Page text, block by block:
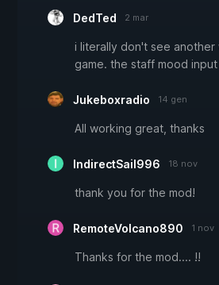
DedTed 2 mar
i literally don't see another
game. the staff mood
Jukeboxradio 14 gen
All working great, thanks
IndirectSail996 18 nov
thank you for the mod!
RemoteVolcano890 1 nov
Thanks for the mod.... !!